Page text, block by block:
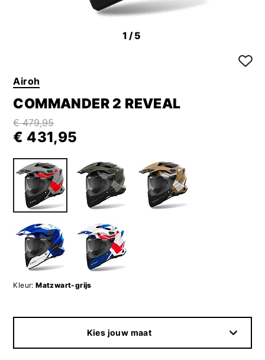
1 /5
Airoh
COMMANDER 2 REVEAL
€ 479,95
€ 431,95
Kleur: Matzwart-grijs
Kies jouw maat